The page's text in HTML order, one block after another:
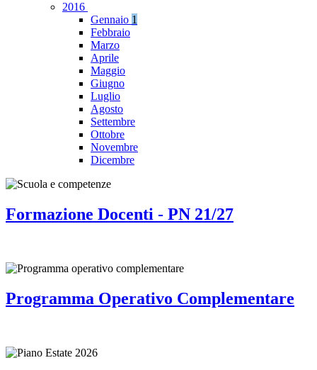
2016
Gennaio 1
Febbraio
Marzo
Aprile
Maggio
Giugno
Luglio
Agosto
Settembre
Ottobre
Novembre
Dicembre
Formazione Docenti - PN 21/27
Programma Operativo Complementare